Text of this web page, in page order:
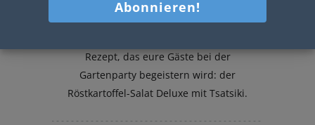
Röstkartoffel-Salat
Rezept, das eure Gäste bei der
Gartenparty begeistern wird: der
Röstkartoffel-Salat Deluxe mit Tsatsiki.